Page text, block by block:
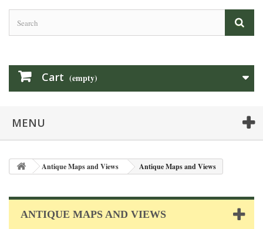
Cart (empty)
MENU
Antique Maps and Views Antique Maps and Views
ANTIQUE MAPS AND VIEWS